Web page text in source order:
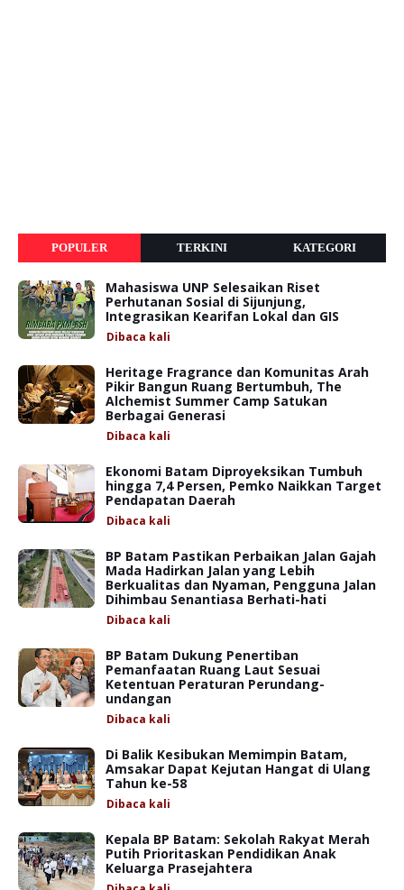
POPULER TERKINI KATEGORI
Mahasiswa UNP Selesaikan Riset
Perhutanan Sosial di Sijunjung,
Integrasikan Kearifan Lokal dan GIS
Dibaca kali
Heritage Fragrance dan Komunitas Arah
Pikir Bangun Ruang Bertumbuh, The
Alchemist Summer Camp Satukan
Berbagai Generasi
Dibaca kali
Ekonomi Batam Diproyeksikan Tumbuh
hingga 7,4 Persen, Pemko Naikkan Target
Pendapatan Daerah
Dibaca kali
BP Batam Pastikan Perbaikan Jalan Gajah
Mada Hadirkan Jalan yang Lebih
Berkualitas dan Nyaman, Pengguna Jalan
Dihimbau Senantiasa Berhati-hati
Dibaca kali
BP Batam Dukung Penertiban
Pemanfaatan Ruang Laut Sesuai
Ketentuan Peraturan Perundang-
undangan
Dibaca kali
Di Balik Kesibukan Memimpin Batam,
Amsakar Dapat Kejutan Hangat di Ulang
Tahun ke-58
Dibaca kali
Kepala BP Batam: Sekolah Rakyat Merah
Putih Prioritaskan Pendidikan Anak
Keluarga Prasejahtera